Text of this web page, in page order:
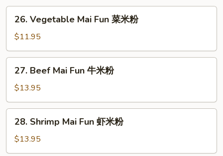
Vegetable
Mai
Fun
菜
26. Vegetable Mai Fun 菜米粉
$11.95
Beef
Mai
Fun
牛
27. Beef Mai Fun 牛米粉
$13.95
Shrimp
Mai
Fun
28. Shrimp Mai Fun 虾米粉
$13.95